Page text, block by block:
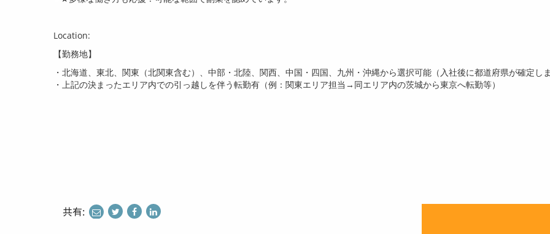
Location:
【勤務地】
・北海道、東北、関東（北関東含む）、中部・北陸、関西、中国・四国、九州・沖縄から選択可能（入社後に都道府県が確定し
・上記の決まったエリア内での引っ越しを伴う転勤有（例：関東エリア担当→同エリア内の茨城から東京へ転勤等）
共有:
shareshareshare